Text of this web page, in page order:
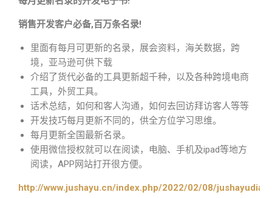
销售开发客户必备,百万条名录!
里面有每月可更新的名录，展会资料，海关数据，跨
境，亚马逊可供下载
介绍了货代必备的工具更新超千种，以及各种跨境电商
工具，外贸工具。
话术总结，如何和客人沟通，如何去回访拜访客人等等
开发技巧每月更新不同的，供全方位学习思维。
每月更新全国最新名录。
使用微信授权就可以在阅读，电脑、手机及ipad等地方
阅读，APP网站打开很方便。
http://www.jushayu.cn/index.php/2022/02/08/